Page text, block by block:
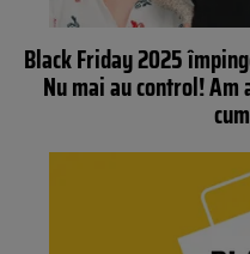
Black Friday 2025
Nu mai au control!